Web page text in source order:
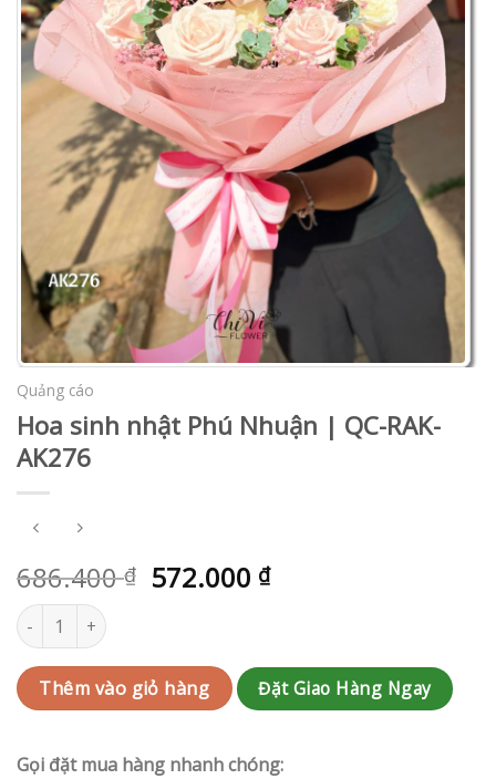
Quảng cáo
Hoa sinh nhật Phú Nhuận | QC-RAK-
AK276
686.400₫ 572.000 ₫
Hoa sinh nhật Phú Nhuận | QC-RAK-AK276 số lượng
Thêm vào giỏ hàng Đặt Giao Hàng Ngay
Gọi đặt mua hàng nhanh chóng: